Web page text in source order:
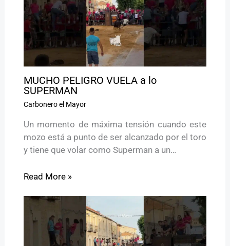
MUCHO PELIGRO VUELA a lo
SUPERMAN
Carbonero el Mayor
Un momento de máxima tensión cuando este
mozo está a punto de ser alcanzado por el toro
y tiene que volar como Superman a un…
Read More »